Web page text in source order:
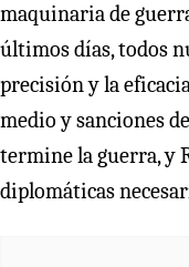
maquinaria de
últimos días, todos
precisión y la
medio y sanciones
termine la guerra, y
diplomáticas